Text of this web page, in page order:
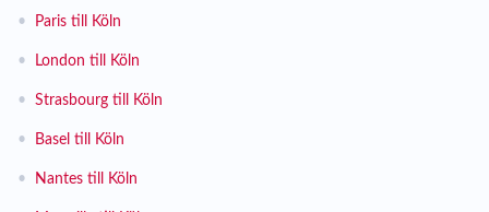
• Paris till Köln
• London till Köln
• Strasbourg till Köln
• Basel till Köln
• Nantes till Köln